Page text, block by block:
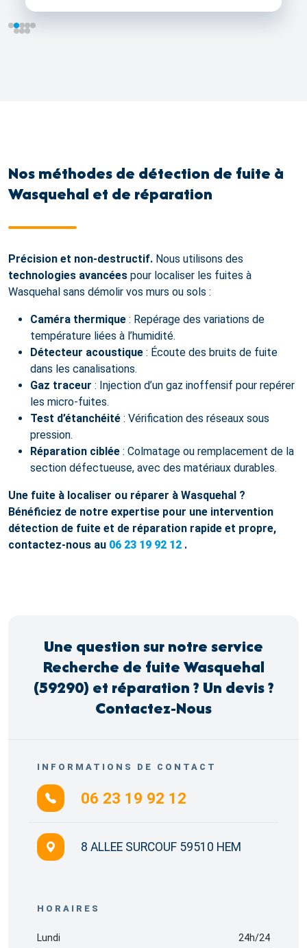
Nos méthodes de détection de fuite à
Wasquehal et de réparation
Précision et non-destructif. Nous utilisons des
technologies avancées pour localiser les fuites à
Wasquehal sans démolir vos murs ou sols :
Caméra thermique : Repérage des variations de
température liées à l’humidité.
Détecteur acoustique : Écoute des bruits de fuite
dans les canalisations.
Gaz traceur : Injection d’un gaz inoffensif pour repérer
les micro-fuites.
Test d’étanchéité : Vérification des réseaux sous
pression.
Réparation ciblée : Colmatage ou remplacement de la
section défectueuse, avec des matériaux durables.
Une fuite à localiser ou réparer à Wasquehal ?
Bénéficiez de notre expertise pour une intervention
détection de fuite et de réparation rapide et propre,
contactez-nous au 06 23 19 92 12 .
Une question sur notre service
Recherche de fuite Wasquehal
(59290) et réparation ? Un devis ?
Contactez-Nous
INFORMATIONS DE CONTACT
06 23 19 92 12
8 ALLEE SURCOUF 59510 HEM
HORAIRES
Lundi 24h/24